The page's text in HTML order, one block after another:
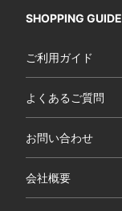
SHOPPING GUIDE
ご利用ガイド
よくあるご質問
お問い合わせ
会社概要